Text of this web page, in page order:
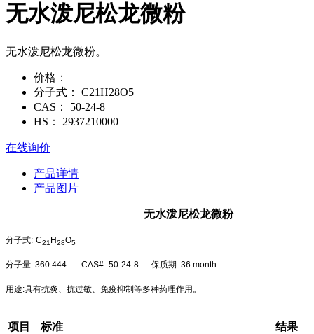
无水泼尼松龙微粉
无水泼尼松龙微粉。
价格：
分子式：
C21H28O5
CAS：
50-24-8
HS：
2937210000
在线询价
产品详情
产品图片
无水泼尼松龙微粉
分子式: C21H28O5
分子量: 360.444 CAS#: 50-24-8 保质期: 36 month
用途:具有抗炎、抗过敏、免疫抑制等多种药理作用。
项目 标准 结果